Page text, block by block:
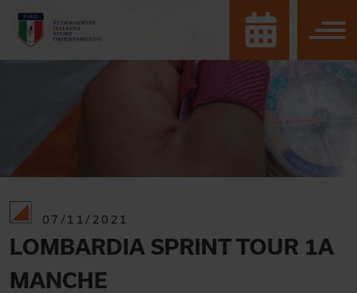
07/11/2021
LOMBARDIA SPRINT TOUR 1A
MANCHE